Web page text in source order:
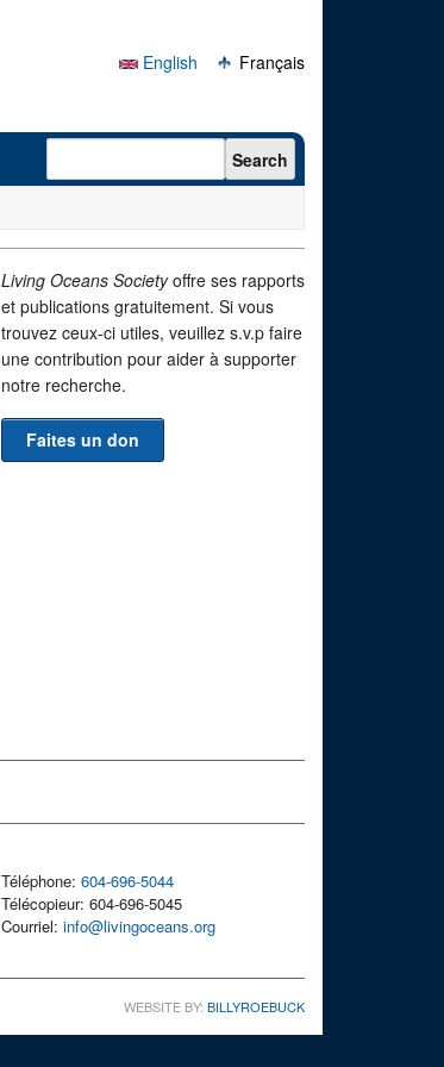
English
Français
Search form Search
Living Oceans Societyoffre ses rapports
et publications gratuitement. Si vous
trouvez ceux-ci utiles, veuillez s.v.p faire
une contribution pour aider à supporter
notre recherche.
Faites un don
Téléphone: 604-696-5044
Télécopieur: 604-696-5045
Courriel: info@livingoceans.org
WEBSITE BY: BILLYROEBUCK